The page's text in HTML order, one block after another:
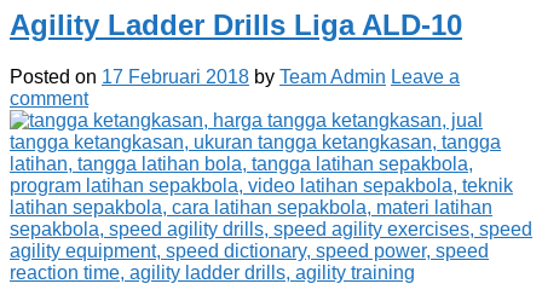
Agility Ladder Drills Liga ALD-10
Posted on 17 Februari 2018 by Team Admin Leave a
comment